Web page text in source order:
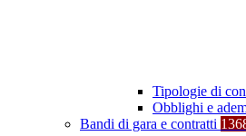
Tipologie di
Obblighi e
Bandi di gara e contratti